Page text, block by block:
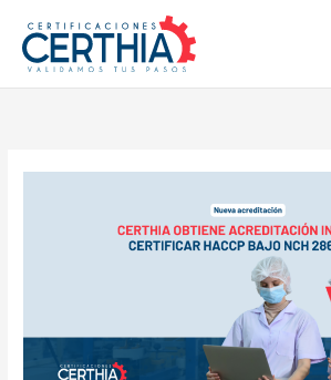
contenido
u
s